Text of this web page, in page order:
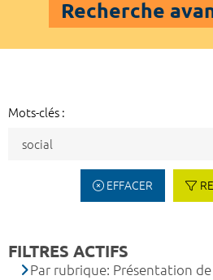
Recherche
Mots-clés :
EFFACER
FILTRES ACTIFS
Par rubrique: Présentation